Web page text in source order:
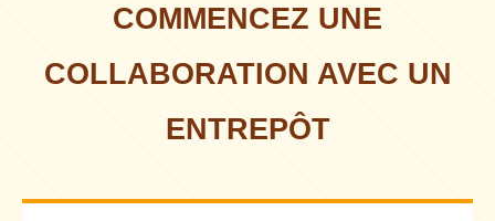
COMMENCEZ UNE
COLLABORATION AVEC UN
ENTREPÔT